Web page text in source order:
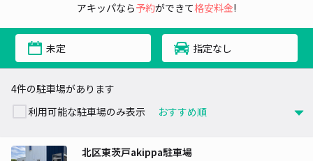
アキッパなら予約ができて格安料金!
未定 指定なし
4件の駐車場があります
利用可能な駐車場のみ表示
北区東茨戸akippa駐車場